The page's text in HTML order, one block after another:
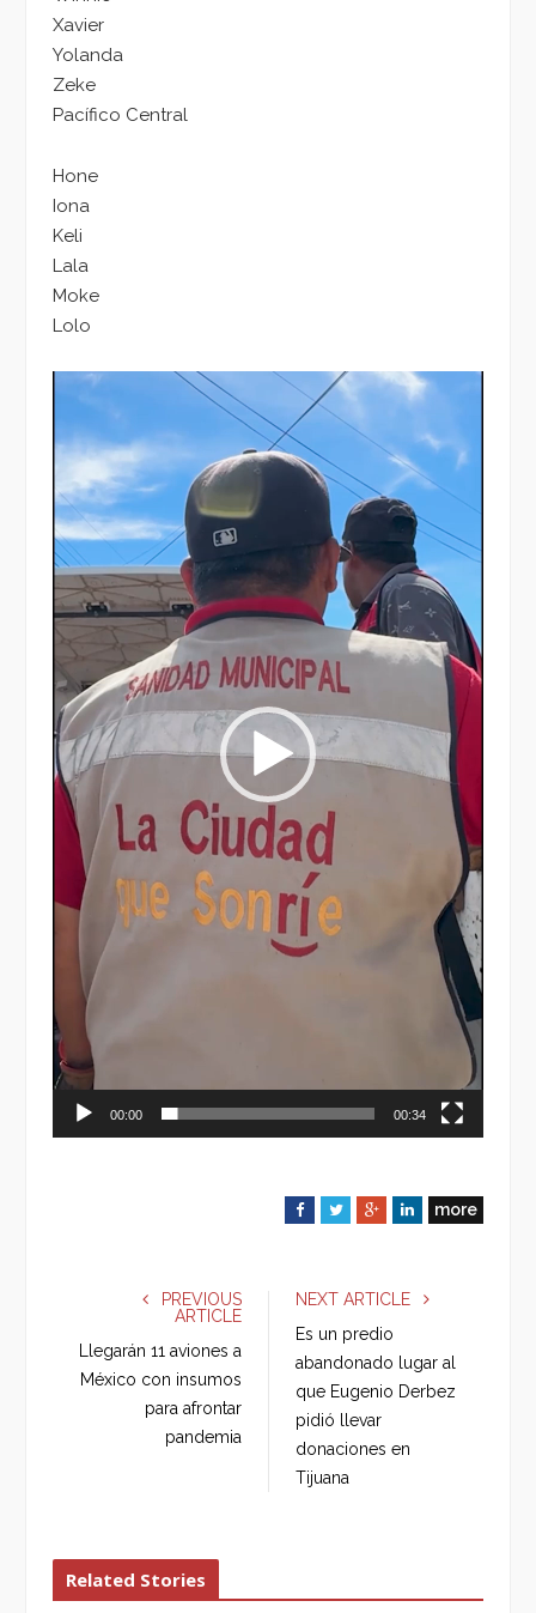
Xavier
Yolanda
Zeke
Pacífico Central
Hone
Iona
Keli
Lala
Moke
Lolo
Reproductor
vídeo
00:00 00:34
F
e
k
T
e
G
g
L
I
n
more
PREVIOUS
ARTICLE
Llegarán 11 aviones a
México con insumos
para afrontar
pandemia
NEXT ARTICLE
Es un predio
abandonado lugar al
que Eugenio Derbez
pidió llevar
donaciones en
Tijuana
Related Stories